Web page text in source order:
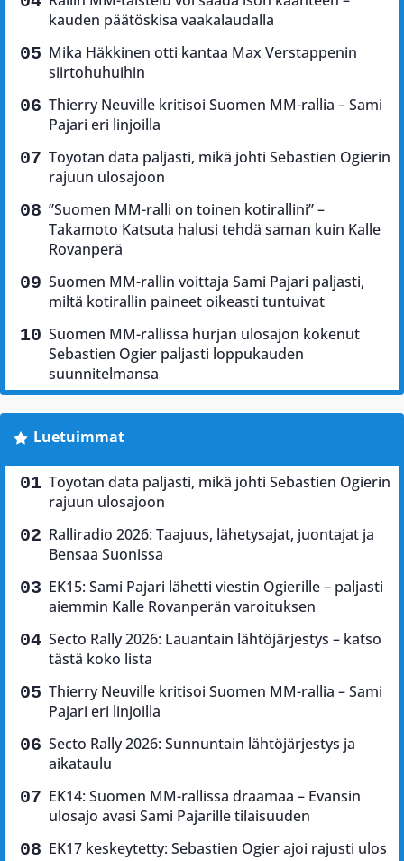
kauden päätöskisa vaakalaudalla
Mika Häkkinen otti kantaa Max Verstappenin
siirtohuhuihin
Thierry Neuville kritisoi Suomen MM-rallia – Sami
Pajari eri linjoilla
Toyotan data paljasti, mikä johti Sebastien Ogierin
rajuun ulosajoon
”Suomen MM-ralli on toinen kotirallini” –
Takamoto Katsuta halusi tehdä saman kuin Kalle
Rovanperä
Suomen MM-rallin voittaja Sami Pajari paljasti,
miltä kotirallin paineet oikeasti tuntuivat
Suomen MM-rallissa hurjan ulosajon kokenut
Sebastien Ogier paljasti loppukauden
suunnitelmansa
Luetuimmat
Toyotan data paljasti, mikä johti Sebastien Ogierin
rajuun ulosajoon
Ralliradio 2026: Taajuus, lähetysajat, juontajat ja
Bensaa Suonissa
EK15: Sami Pajari lähetti viestin Ogierille – paljasti
aiemmin Kalle Rovanperän varoituksen
Secto Rally 2026: Lauantain lähtöjärjestys – katso
tästä koko lista
Thierry Neuville kritisoi Suomen MM-rallia – Sami
Pajari eri linjoilla
Secto Rally 2026: Sunnuntain lähtöjärjestys ja
aikataulu
EK14: Suomen MM-rallissa draamaa – Evansin
ulosajo avasi Sami Pajarille tilaisuuden
EK17 keskeytetty: Sebastien Ogier ajoi rajusti ulos